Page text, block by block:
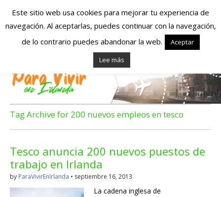
Españoles en
Irlanda – Vivir en
Irlanda – Trabajo
en Irlanda –
Alojamiento en
Irlanda
Blog dedicado a los que viven, estudian y trabajan en
Tag Archive for 200 nuevos empleos en tesco
Tesco anuncia 200 nuevos puestos de
trabajo en Irlanda
by ParaVivirEnIrlanda • septiembre 16, 2013
La cadena inglesa de
Este sitio web usa cookies para mejorar tu experiencia de
navegación. Al aceptarlas, puedes continuar con la navegación,
de lo contrario puedes abandonar la web.
Aceptar
Lee más